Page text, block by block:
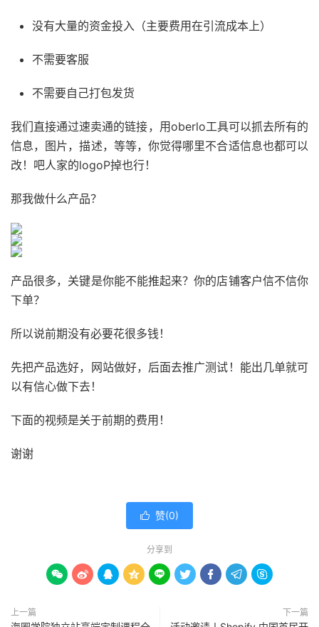
没有大量的资金投入（主要费用在引流成本上）
不需要客服
不需要自己打包发货
我们直接通过速卖通的链接，用oberlo工具可以抓去所有的
信息，图片，描述，等等，你觉得哪里不合适信息也都可以
改！吧人家的logoP掉也行！
那我做什么产品？
产品很多，关键是你能不能推起来？你的店铺客户信不信你
下单？
所以说前期没有必要花很多钱！
先把产品选好，网站做好，后面去推广测试！能出几单就可
以有信心做下去！
下面的视频是关于前期的费用！
谢谢
 赞(0)
分享到
        
上一篇 下一篇